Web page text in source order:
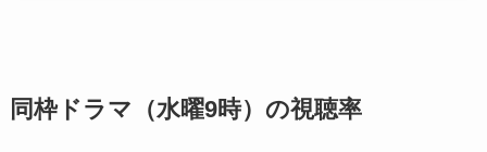
同枠ドラマ（水曜9時）の視聴率